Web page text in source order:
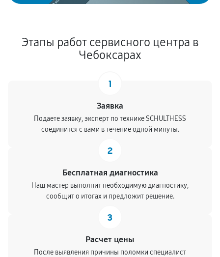
Этапы работ сервисного центра в
Чебоксарах
1
Заявка
Подаете заявку, эксперт по технике SCHULTHESS
соединится с вами в течение одной минуты.
2
Бесплатная диагностика
Наш мастер выполнит необходимую диагностику,
сообщит о итогах и предложит решение.
3
Расчет цены
После выявления причины поломки специалист